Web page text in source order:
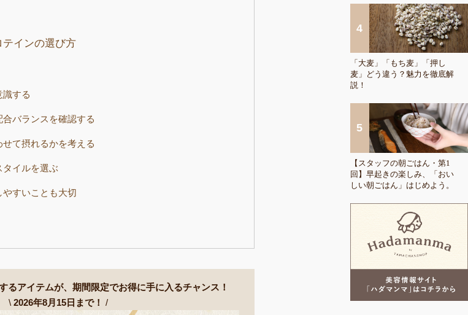
インの選び方
する
バランスを確認する
て摂れるかを考える
イルを選ぶ
すいことも大切
るアイテムが、 期間限定でお得に手に入るチャンス！
\ 2026年8月15日まで！ /
「大麦」「もち麦」「押し
麦」どう違う？魅力を徹底解
説！
【スタッフの朝ごはん・第1
回】早起きの楽しみ、「おい
しい朝ごはん」はじめよう。